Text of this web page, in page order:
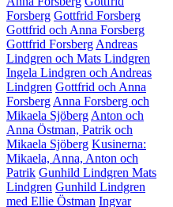
Forsberg Gottfrid Forsberg
Gottfrid och Anna Forsberg
Gottfrid Forsberg Andreas
Lindgren och Mats Lindgren
Ingela Lindgren och Andreas
Lindgren Gottfrid och Anna
Forsberg Anna Forsberg och
Mikaela Sjöberg Anton och
Anna Östman, Patrik och
Mikaela Sjöberg Kusinerna:
Mikaela, Anna, Anton och
Patrik Gunhild Lindgren Mats
Lindgren Gunhild Lindgren
med Ellie Östman Ingvar